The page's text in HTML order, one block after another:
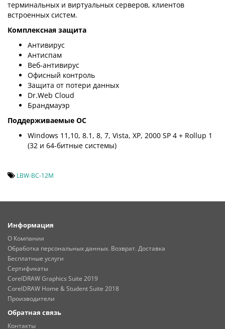
терминальных и виртуальных серверов, клиентов
встроенных систем.
Комплексная защита
Антивирус
Антиспам
Веб-антивирус
Офисный контроль
Защита от потери данных
Dr.Web Cloud
Брандмауэр
Поддерживаемые ОС
Windows 11,10, 8.1, 8, 7, Vista, XP, 2000 SP 4 + Rollup 1
(32 и 64-битные системы)
LBW-BC-12M
Информация
О Компании
Обработка персональных данных. Возврат. Доставка
Бесплатные услуги
Сертификаты
CorelDRAW Graphics Suite 2019
CorelDRAW Home & Student Suite 2018
Производители
Обратная связь
Контакты